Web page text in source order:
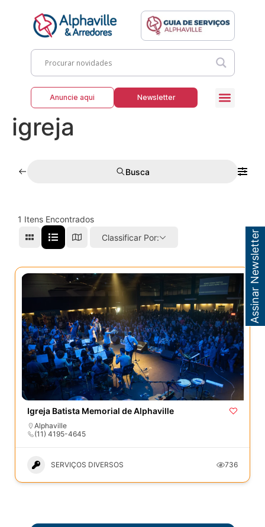
Anuncie aqui Newsletter
igreja
Busca
1 Itens Encontrados
Classificar Por:
Igreja Batista Memorial de Alphaville
Alphaville
(11) 4195-4645
SERVIÇOS DIVERSOS 736
Assinar Newsletter